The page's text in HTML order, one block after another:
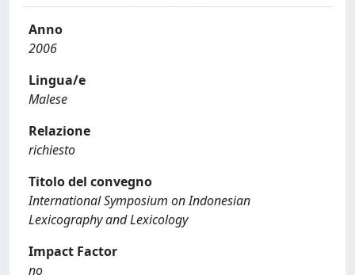
Anno
2006
Lingua/e
Malese
Relazione
richiesto
Titolo del convegno
International Symposium on Indonesian
Lexicography and Lexicology
Impact Factor
no